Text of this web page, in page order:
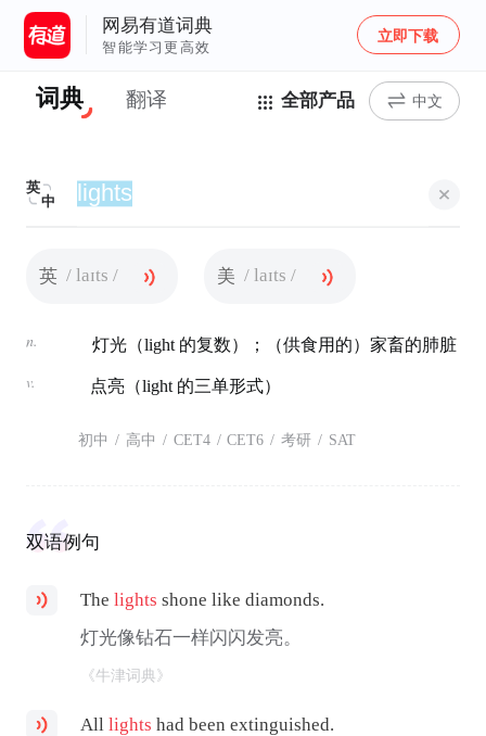
网易有道词典
智能学习更高效
立即下载
词典 翻译 全部产品 中文
英
中
英 / laɪts / 美 / laɪts /
n. 灯光（light 的复数）；（供食用的）家畜的肺脏
v. 点亮（light 的三单形式）
初中 / 高中 / CET4 / CET6 / 考研 / SAT
双语例句
Thelights shone like diamonds.
灯光像钻石一样闪闪发亮。
《牛津词典》
Alllights had been extinguished.